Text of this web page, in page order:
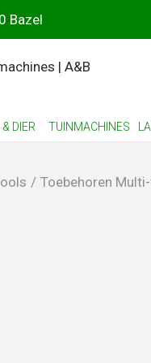
Bazel
DIER TUINMACHINES
/ Toebehoren